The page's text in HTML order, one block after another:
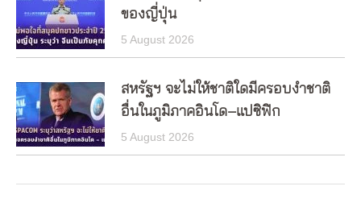
ของญี่ปุ่น
5 August 2026
สหรัฐฯ จะไม่ให้ชาติใดมีครอบงำชาติ
อื่นในภูมิภาคอินโด–แปซิฟิก
5 August 2026